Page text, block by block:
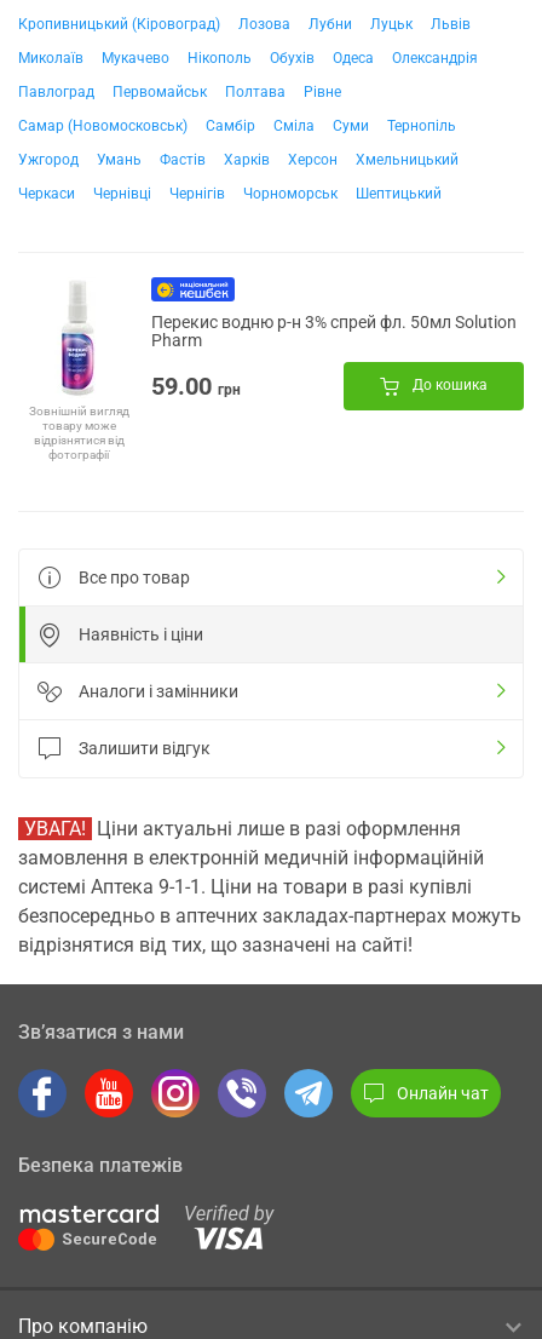
Кропивницький (Кіровоград)
Лозова Лубни Луцьк
Львів
Миколаїв
Мукачево Нікополь Обухів Одеса
Олександрія
Павлоград
Первомайськ Полтава
Рівне
Самар (Новомосковськ)
Самбір Сміла Суми
Тернопіль
Ужгород
Умань Фастів Харків Херсон
Хмельницький
Черкаси
Чернівці Чернігів Чорноморськ Шептицький
Зовнішній вигляд
товару може
відрізнятися від
фотографії
Перекис водню р-н 3% спрей фл. 50мл Solution
Pharm
59.00 грн До кошика
Все про товар
Наявність і ціни
Аналоги і замінники
Залишити відгук
УВАГА! Ціни актуальні лише в разі оформлення
замовлення в електронній медичній інформаційній
системі Аптека 9-1-1. Ціни на товари в разі купівлі
безпосередньо в аптечних закладах-партнерах можуть
відрізнятися від тих, що зазначені на сайті!
Зв’язатися з нами
Онлайн чат
Безпека платежів
Про компанію